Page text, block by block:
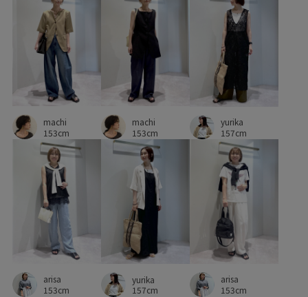
ワイドパンツ ワンピース 伸縮性
便利なポケット 冷房対策 刺繍がポイント
抜け感 持ち運びしやすい 日傘 春先
春夏 楽ちん 清涼感 美脚 美脚効果
自宅で洗える 華やか 薄手 足長 透け感
machi
153cm
machi
153cm
yurika
157cm
arisa
153cm
yurika
157cm
arisa
153cm